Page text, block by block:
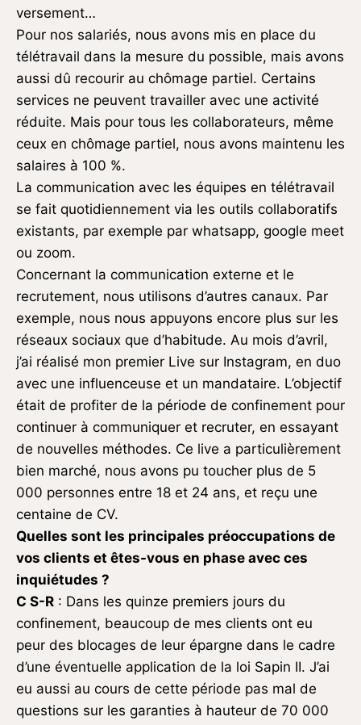
versement…
Pour nos salariés, nous avons mis en place du
télétravail dans la mesure du possible, mais avons
aussi dû recourir au chômage partiel. Certains
services ne peuvent travailler avec une activité
réduite. Mais pour tous les collaborateurs, même
ceux en chômage partiel, nous avons maintenu les
salaires à 100 %.
La communication avec les équipes en télétravail
se fait quotidiennement via les outils collaboratifs
existants, par exemple par whatsapp, google meet
ou zoom.
Concernant la communication externe et le
recrutement, nous utilisons d’autres canaux. Par
exemple, nous nous appuyons encore plus sur les
réseaux sociaux que d’habitude. Au mois d’avril,
j’ai réalisé mon premier Live sur Instagram, en duo
avec une influenceuse et un mandataire. L’objectif
était de profiter de la période de confinement pour
continuer à communiquer et recruter, en essayant
de nouvelles méthodes. Ce live a particulièrement
bien marché, nous avons pu toucher plus de 5
000 personnes entre 18 et 24 ans, et reçu une
centaine de CV.
Quelles sont les principales préoccupations de
vos clients et êtes-vous en phase avec ces
inquiétudes ?
C S-R : Dans les quinze premiers jours du
confinement, beaucoup de mes clients ont eu
peur des blocages de leur épargne dans le cadre
d’une éventuelle application de la loi Sapin II. J’ai
eu aussi au cours de cette période pas mal de
questions sur les garanties à hauteur de 70 000